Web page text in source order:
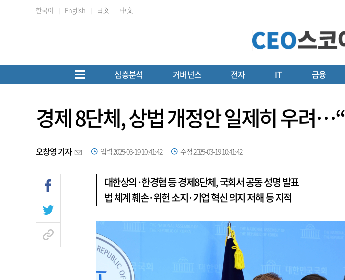
한국어 English 日文 中文
심층분석 거버넌스 전자 IT 금융
경제 8단체, 상법 개정안 일제히 우려
오창영 기자 입력 2025-03-19 10:41:42 수정 2025-03-19 10:41:42
대한상의·한경협 등 경제8단체, 국회서 공동 성명 발표
법 체계 훼손·위헌 소지·기업 혁신 의지 저해 등 지적